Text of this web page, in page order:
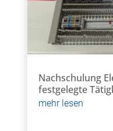
Nachschulung
festgelegte
mehr lesen